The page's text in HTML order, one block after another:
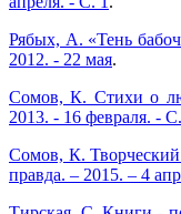
Рябых, А. «Тень
2012. - 22 мая.
Сомов, К. Стихи о
2013. - 16 февраля. -
Сомов, К.
правда. – 2015. – 4